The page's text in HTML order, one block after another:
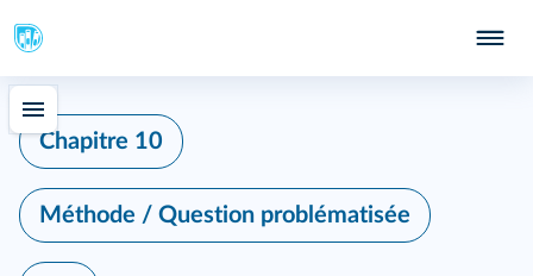
Chapitre 10
Méthode / Question problématisée